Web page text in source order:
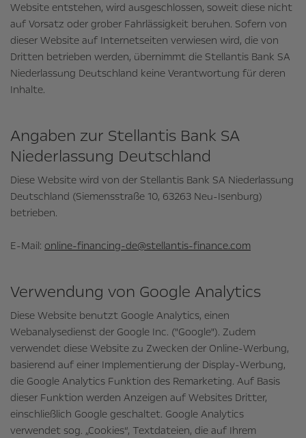
Website entstehen, wird ausgeschlossen, soweit diese nicht
auf Vorsatz oder grober Fahrlässigkeit beruhen. Sofern von
dieser Website auf Internetseiten verwiesen wird, die von
Dritten betrieben werden, übernimmt die Stellantis Bank SA
Niederlassung Deutschland keine Verantwortung für deren
Inhalte.
Angaben zur Stellantis Bank SA
Niederlassung Deutschland
Diese Website wird von der Stellantis Bank SA Niederlassung
Deutschland (Siemensstraße 10, 63263 Neu-Isenburg)
betrieben.
E-Mail: online-financing-de@stellantis-finance.com
Verwendung von Google Analytics
Diese Website benutzt Google Analytics, einen
Webanalysedienst der Google Inc. ("Google"). Zudem
verwendet diese Website zu Zwecken der Online-Werbung,
basierend auf einer Implementierung der Display-Werbung,
die Google Analytics Funktion des Remarketing. Auf Basis
dieser Funktion werden Anzeigen auf Websites Dritter,
einschließlich Google geschaltet. Google Analytics
verwendet sog. „Cookies“, Textdateien, die auf Ihrem